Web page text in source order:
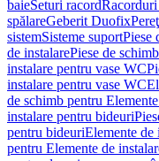
baieSeturi racordRacorduri
spălareGeberit Duofix
sistemSisteme suportPiese
de instalarePiese de
instalare pentru vase WC
instalare pentru vase WC
de schimb pentru
instalare pentru bideuri
pentru bideuriElemente de
pentru Elemente de